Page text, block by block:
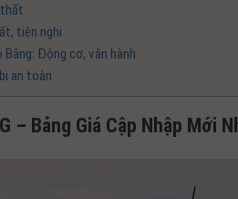
thất
tiện nghi
Động cơ, vận hành
an toàn
– Bảng Giá Cập Nhập Mới